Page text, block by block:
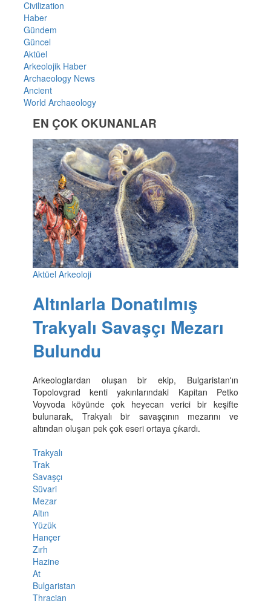
Civilization
Haber
Gündem
Güncel
Aktüel
Arkeolojik Haber
Archaeology News
Ancient
World Archaeology
EN ÇOK OKUNANLAR
Aktüel Arkeoloji
Altınlarla Donatılmış
Trakyalı Savaşçı Mezarı
Bulundu
Arkeologlardan oluşan bir ekip, Bulgaristan'ın
Topolovgrad kenti yakınlarındaki Kapitan Petko
Voyvoda köyünde çok heyecan verici bir keşifte
bulunarak, Trakyalı bir savaşçının mezarını ve
altından oluşan pek çok eseri ortaya çıkardı.
Trakyalı
Trak
Savaşçı
Süvari
Mezar
Altın
Yüzük
Hançer
Zırh
Hazine
At
Bulgaristan
Thracian